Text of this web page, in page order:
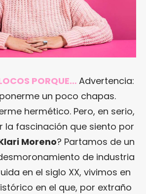
PORQUE… Advertencia:
un poco chapas.
hermético. Pero, en serio,
la fascinación que siento por
Moreno? Partamos de un
de industria
en el siglo XX, vivimos en
en el que, por extraño